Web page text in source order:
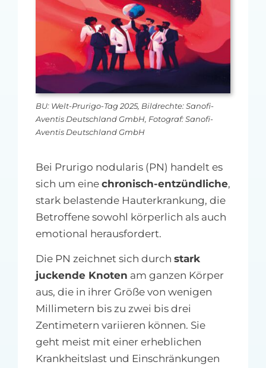
MFA-heute Newsletter-Anmeldung
Ihre Werbung auf MFA-heute.de
Suche
nach:
BU: Welt-Prurigo-Tag 2025, Bildrechte: Sanofi-
Aventis Deutschland GmbH, Fotograf: Sanofi-
Aventis Deutschland GmbH
Bei Prurigo nodularis (PN) handelt es
sich um eine chronisch-entzündliche,
stark belastende Hauterkrankung, die
Betroffene sowohl körperlich als auch
emotional herausfordert.
Die PN zeichnet sich durch stark
juckende Knoten am ganzen Körper
aus, die in ihrer Größe von wenigen
Millimetern bis zu zwei bis drei
Zentimetern variieren können. Sie
geht meist mit einer erheblichen
Krankheitslast und Einschränkungen